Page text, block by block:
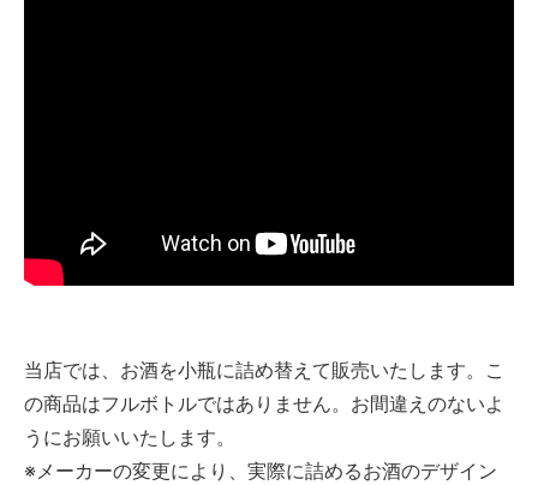
当店では、お酒を小瓶に詰め替えて販売いたします。こ
の商品はフルボトルではありません。お間違えのないよ
うにお願いいたします。
※メーカーの変更により、実際に詰めるお酒のデザイン